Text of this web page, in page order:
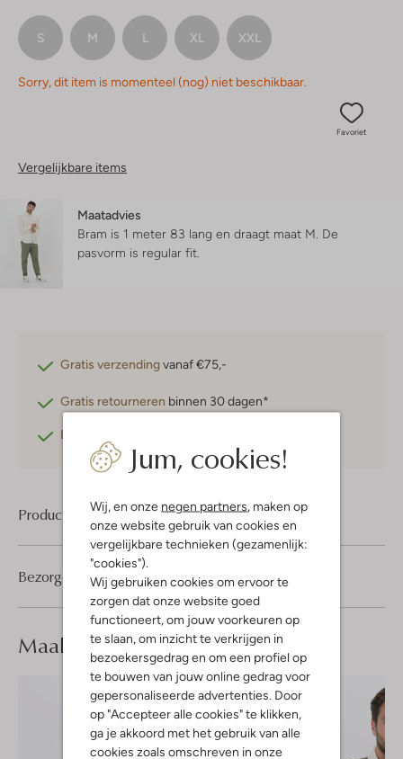
Jum, cookies!
Wij, en onze negen partners , maken op
onze website gebruik van cookies en
vergelijkbare technieken (gezamenlijk:
"cookies").
Wij gebruiken cookies om ervoor te
zorgen dat onze website goed
functioneert, om jouw voorkeuren op
te slaan, om inzicht te verkrijgen in
bezoekersgedrag en om een profiel op
te bouwen van jouw online gedrag voor
gepersonaliseerde advertenties. Door
op "Accepteer alle cookies" te klikken,
ga je akkoord met het gebruik van alle
cookies zoals omschreven in onze
S M L XL XXL
Sorry, dit item is momenteel (nog) niet beschikbaar.
Favoriet
Vergelijkbare items
Maatadvies
Bram is 1 meter 83 lang en draagt maat M. De
pasvorm is regular fit
Gratis verzendingvanaf €75,-
Gratis retourneren binnen 30 dagen*
Betaal achteraf
Product informatie
Bezorgen & retourneren
Maak jelook compleet